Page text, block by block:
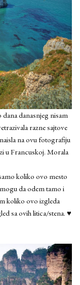
danasnjeg nisam
razne sajtove
na ovu fotografiju
u Francuskoj. Morala
koliko ovo mesto
da odem tamo i
koliko ovo izgleda
sa ovih litica/stena. ♥